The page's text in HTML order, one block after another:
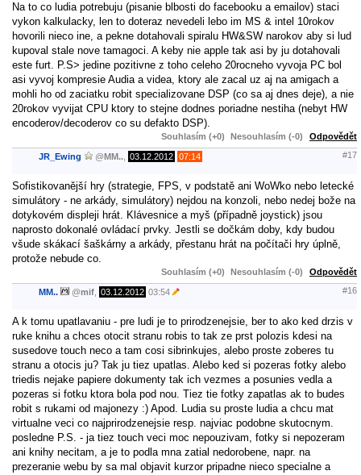
Na to co ludia potrebuju (pisanie blbosti do facebooku a emailov) staci
vykon kalkulacky, len to doteraz nevedeli lebo im MS & intel 10rokov
hovorili nieco ine, a pekne dotahovali spiralu HW&SW narokov aby si lud
kupoval stale nove tamagoci. A keby nie apple tak asi by ju dotahovali
este furt. P.S> jedine pozitivne z toho celeho 20rocneho vyvoja PC bol
asi vyvoj kompresie Audia a videa, ktory ale zacal uz aj na amigach a
mohli ho od zaciatku robit specializovane DSP (co sa aj dnes deje), a nie
20rokov vyvijat CPU ktory to stejne dodnes poriadne nestiha (nebyt HW
encoderov/decoderov co su defakto DSP).
Souhlasím (+0) Nesouhlasím (-0) Odpovědět
JR_Ewing @MM.. 03.12.2012 07:14 #17
Sofistikovanější hry (strategie, FPS, v podstatě ani WoWko nebo letecké
simulátory - ne arkády, simulátory) nejdou na konzoli, nebo nedej bože na
dotykovém displeji hrát. Klávesnice a myš (případně joystick) jsou
naprosto dokonalé ovládací prvky. Jestli se dočkám doby, kdy budou
všude skákací šaškárny a arkády, přestanu hrát na počítači hry úplně,
protože nebude co.
Souhlasím (+0) Nesouhlasím (-0) Odpovědět
MM.. @mif 03.12.2012 03:54 #16
A k tomu upatlavaniu - pre ludi je to prirodzenejsie, ber to ako ked drzis v
ruke knihu a chces otocit stranu robis to tak ze prst polozis kdesi na
susedove touch neco a tam cosi sibrinkujes, alebo proste zoberes tu
stranu a otocis ju? Tak ju tiez upatlas. Alebo ked si pozeras fotky alebo
triedis nejake papiere dokumenty tak ich vezmes a posunies vedla a
pozeras si fotku ktora bola pod nou. Tiez tie fotky zapatlas ak to budes
robit s rukami od majonezy :) Apod. Ludia su proste ludia a chcu mat
virtualne veci co najprirodzenejsie resp. najviac podobne skutocnym.
posledne P.S. - ja tiez touch veci moc nepouzivam, fotky si nepozeram
ani knihy necitam, a je to podla mna zatial nedorobene, napr. na
prezeranie webu by sa mal objavit kurzor pripadne nieco specialne a